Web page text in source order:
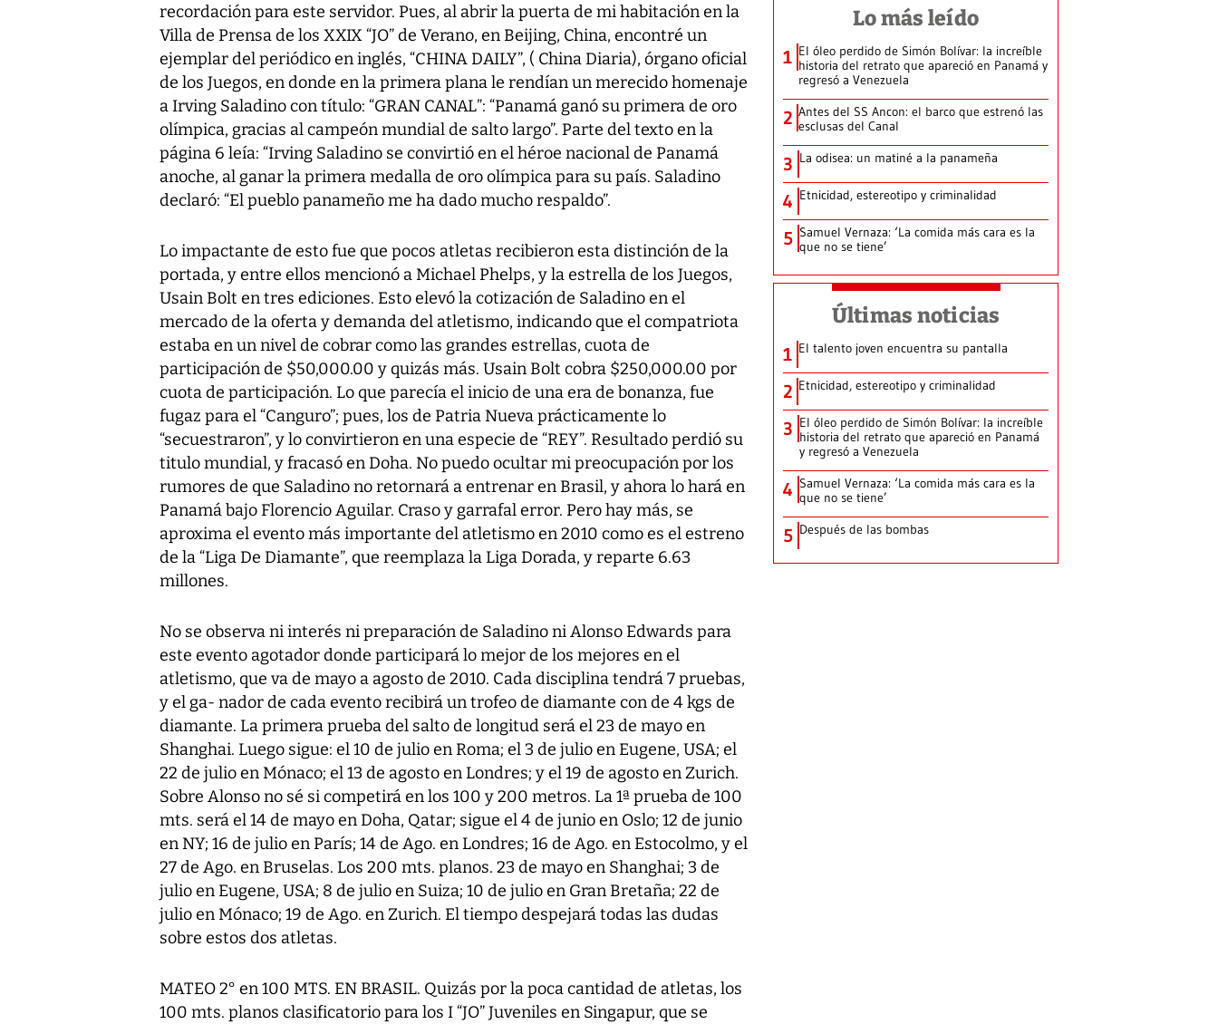
recordación para este servidor. Pues, al abrir la puerta de mi habitación en la
Villa de Prensa de los XXIX “JO” de Verano, en Beijing, China, encontré un
ejemplar del periódico en inglés, “CHINA DAILY”, ( China Diaria), órgano oficial
de los Juegos, en donde en la primera plana le rendían un merecido homenaje
a Irving Saladino con título: “GRAN CANAL”: “Panamá ganó su primera de oro
olímpica, gracias al campeón mundial de salto largo”. Parte del texto en la
página 6 leía: “Irving Saladino se convirtió en el héroe nacional de Panamá
anoche, al ganar la primera medalla de oro olímpica para su país. Saladino
declaró: “El pueblo panameño me ha dado mucho respaldo”.
Lo impactante de esto fue que pocos atletas recibieron esta distinción de la
portada, y entre ellos mencionó a Michael Phelps, y la estrella de los Juegos,
Usain Bolt en tres ediciones. Esto elevó la cotización de Saladino en el
mercado de la oferta y demanda del atletismo, indicando que el compatriota
estaba en un nivel de cobrar como las grandes estrellas, cuota de
participación de $50,000.00 y quizás más. Usain Bolt cobra $250,000.00 por
cuota de participación. Lo que parecía el inicio de una era de bonanza, fue
fugaz para el “Canguro”; pues, los de Patria Nueva prácticamente lo
“secuestraron”, y lo convirtieron en una especie de “REY”. Resultado perdió su
titulo mundial, y fracasó en Doha. No puedo ocultar mi preocupación por los
rumores de que Saladino no retornará a entrenar en Brasil, y ahora lo hará en
Panamá bajo Florencio Aguilar. Craso y garrafal error. Pero hay más, se
aproxima el evento más importante del atletismo en 2010 como es el estreno
de la “Liga De Diamante”, que reemplaza la Liga Dorada, y reparte 6.63
millones.
No se observa ni interés ni preparación de Saladino ni Alonso Edwards para
este evento agotador donde participará lo mejor de los mejores en el
atletismo, que va de mayo a agosto de 2010. Cada disciplina tendrá 7 pruebas,
y el ga- nador de cada evento recibirá un trofeo de diamante con de 4 kgs de
diamante. La primera prueba del salto de longitud será el 23 de mayo en
Shanghai. Luego sigue: el 10 de julio en Roma; el 3 de julio en Eugene, USA; el
22 de julio en Mónaco; el 13 de agosto en Londres; y el 19 de agosto en Zurich.
Sobre Alonso no sé si competirá en los 100 y 200 metros. La 1ª prueba de 100
mts. será el 14 de mayo en Doha, Qatar; sigue el 4 de junio en Oslo; 12 de junio
en NY; 16 de julio en París; 14 de Ago. en Londres; 16 de Ago. en Estocolmo, y el
27 de Ago. en Bruselas. Los 200 mts. planos. 23 de mayo en Shanghai; 3 de
julio en Eugene, USA; 8 de julio en Suiza; 10 de julio en Gran Bretaña; 22 de
julio en Mónaco; 19 de Ago. en Zurich. El tiempo despejará todas las dudas
sobre estos dos atletas.
MATEO 2° en 100 MTS. EN BRASIL. Quizás por la poca cantidad de atletas, los
100 mts. planos clasificatorio para los I “JO” Juveniles en Singapur, que se
Lo más leído
1 El óleo perdido de Simón Bolívar: la increíble
historia del retrato que apareció en Panamá y
regresó a Venezuela
2 Antes del SS Ancon: el barco que estrenó las
esclusas del Canal
3 La odisea: un matiné a la panameña
4 Etnicidad, estereotipo y criminalidad
5 Samuel Vernaza: ‘La comida más cara es la
que no se tiene’
Últimas noticias
1 El talento joven encuentra su pantalla​
2 Etnicidad, estereotipo y criminalidad
3 El óleo perdido de Simón Bolívar: la increíble
historia del retrato que apareció en Panamá
y regresó a Venezuela
4 Samuel Vernaza: ‘La comida más cara es la
que no se tiene’
5 Después de las bombas